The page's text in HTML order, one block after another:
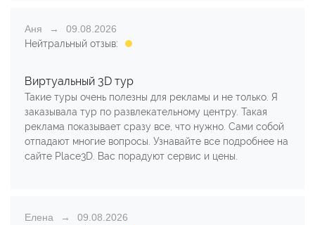
Аня
09.08.2026
Нейтральный отзыв:
Виртуальный 3D тур
Такие туры очень полезны для рекламы и не только. Я
заказывала тур по развлекательному центру. Такая
реклама показывает сразу все, что нужно. Сами собой
отпадают многие вопросы. Узнавайте все подробнее на
сайте Place3D. Вас порадуют сервис и цены.
Елена
09.08.2026